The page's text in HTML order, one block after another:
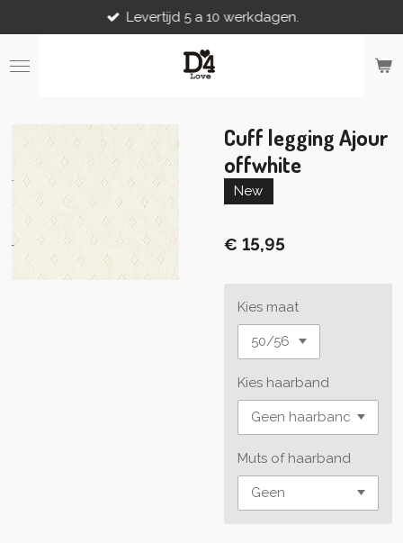
direct
naar
de
Levertijd 5 a 10 werkdagen.
Cuff legging Ajour
offwhite
New
€ 15,95
Kies maat
Kies haarband
Muts of haarband